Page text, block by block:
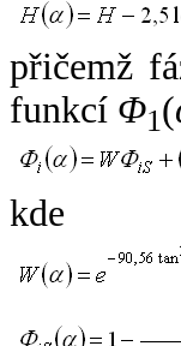
přičemž
funkcí Φ1(
kde